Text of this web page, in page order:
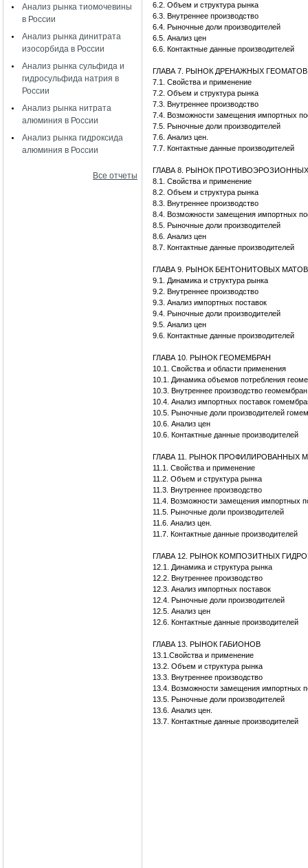
Анализ рынка тиомочевины
в России
Анализ рынка динитрата
изосорбида в России
Анализ рынка сульфида и
гидросульфида натрия в
России
Анализ рынка нитрата
алюминия в России
Анализ рынка гидроксида
алюминия в России
Все отчеты
6.2. Объем и структура рынка
6.3. Внутреннее производство
6.4. Рыночные доли производителей
6.5. Анализ цен
6.6. Контактные данные производителей
ГЛАВА 7. РЫНОК ДРЕНАЖНЫХ ГЕОМАТОВ
7.1. Свойства и применение
7.2. Объем и структура рынка
7.3. Внутреннее производство
7.4. Возможности замещения импортных
7.5. Рыночные доли производителей
7.6. Анализ цен.
7.7. Контактные данные производителей
ГЛАВА 8. РЫНОК
8.1. Свойства и применение
8.2. Объем и структура рынка
8.3. Внутреннее производство
8.4. Возможности замещения импортных
8.5. Рыночные доли производителей
8.6. Анализ цен
8.7. Контактные данные производителей
ГЛАВА 9. РЫНОК БЕНТОНИТОВЫХ МАТОВ
9.1. Динамика и структура рынка
9.2. Внутреннее производство
9.3. Анализ импортных поставок
9.4. Рыночные доли производителей
9.5. Анализ цен
9.6. Контактные данные производителей
ГЛАВА 10. РЫНОК ГЕОМЕМБРАН
10.1. Свойства и области применения
10.1. Динамика объемов потребления
10.3. Внутреннее производство геомембран
10.4. Анализ импортных поставок
10.5. Рыночные доли производителей
10.6. Анализ цен
10.6. Контактные данные производителей
ГЛАВА 11. РЫНОК ПРОФИЛИРОВАННЫХ
11.1. Свойства и применение
11.2. Объем и структура рынка
11.3. Внутреннее производство
11.4. Возможности замещения импортных
11.5. Рыночные доли производителей
11.6. Анализ цен.
11.7. Контактные данные производителей
ГЛАВА 12. РЫНОК КОМПОЗИТНЫХ
12.1. Динамика и структура рынка
12.2. Внутреннее производство
12.3. Анализ импортных поставок
12.4. Рыночные доли производителей
12.5. Анализ цен
12.6. Контактные данные производителей
ГЛАВА 13. РЫНОК ГАБИОНОВ
13.1.Свойства и применение
13.2. Объем и структура рынка
13.3. Внутреннее производство
13.4. Возможности замещения импортных
13.5. Рыночные доли производителей
13.6. Анализ цен.
13.7. Контактные данные производителей